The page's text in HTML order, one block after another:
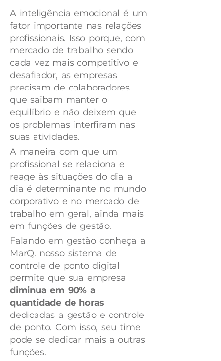
A inteligência emocional é um
fator importante nas relações
profissionais. Isso porque, com
mercado de trabalho sendo
cada vez mais competitivo e
desafiador, as empresas
precisam de colaboradores
que saibam manter o
equilíbrio e não deixem que
os problemas interfiram nas
suas atividades.
A maneira com que um
profissional se relaciona e
reage às situações do dia a
dia é determinante no mundo
corporativo e no mercado de
trabalho em geral, ainda mais
em funções de gestão.
Falando em gestão conheça a
MarQ. nosso sistema de
controle de ponto digital
permite que sua empresa
diminua em 90% a
quantidade de horas
dedicadas a gestão e controle
de ponto. Com isso, seu time
pode se dedicar mais a outras
funções.